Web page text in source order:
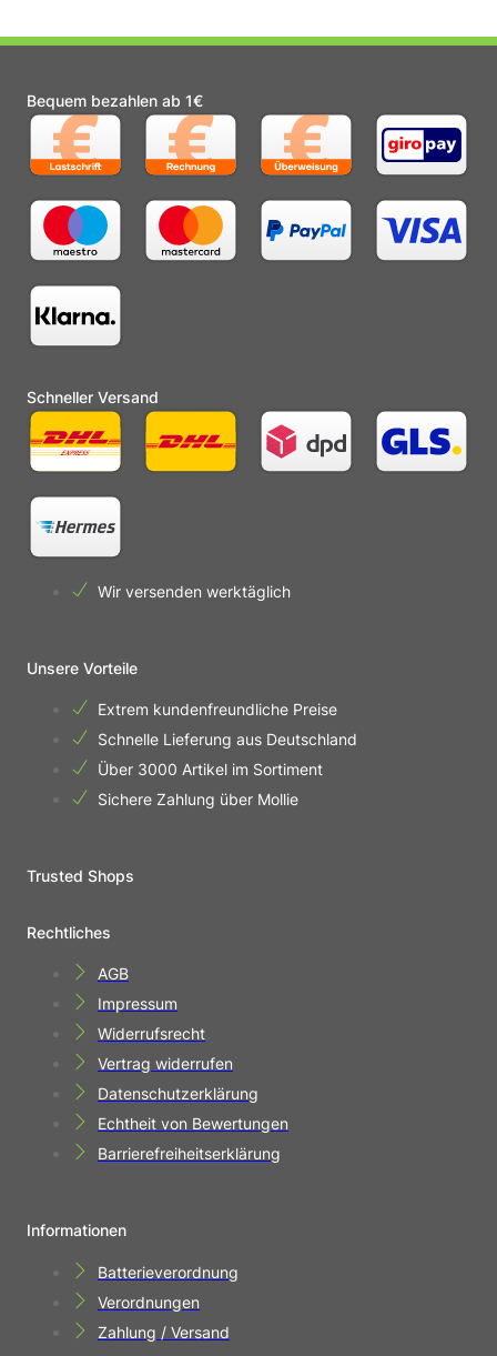
Bequem bezahlen ab 1€
Schneller Versand
Wir versenden werktäglich
Unsere Vorteile
Extrem kundenfreundliche Preise
Schnelle Lieferung aus Deutschland
Über 3000 Artikel im Sortiment
Sichere Zahlung über Mollie
Trusted Shops
Rechtliches
AGB
Impressum
Widerrufsrecht
Vertrag widerrufen
Datenschutzerklärung
Echtheit von Bewertungen
Barrierefreiheitserklärung
Informationen
Batterieverordnung
Verordnungen
Zahlung / Versand